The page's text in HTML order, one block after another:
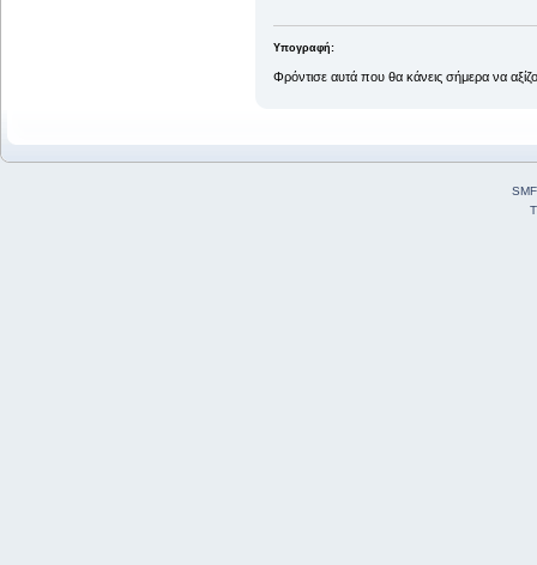
Υπογραφή:
Φρόντισε αυτά που θα κάνεις σήμερα να